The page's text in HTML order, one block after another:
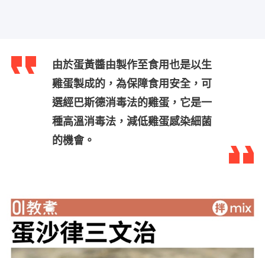
由於蛋黃醬由製作至食用也是以生
雞蛋製成的，為保障食用安全，可
選經巴斯德消毒法的雞蛋，它是一
種高溫消毒法，減低雞蛋感染細菌
的機會。